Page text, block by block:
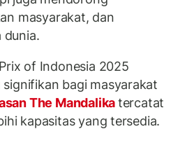
masyarakat, dan
dunia.
of Indonesia 2025
bagi masyarakat
The Mandalikatercatat
kapasitas yang tersedia.